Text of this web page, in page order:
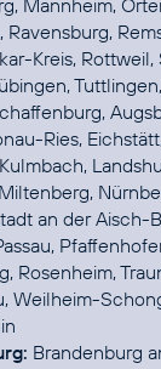
Mannheim,
Ravensburg,
Kreis,
Ries,
an der Aisch-
Rosenheim,
Weilheim-
Brandenburg